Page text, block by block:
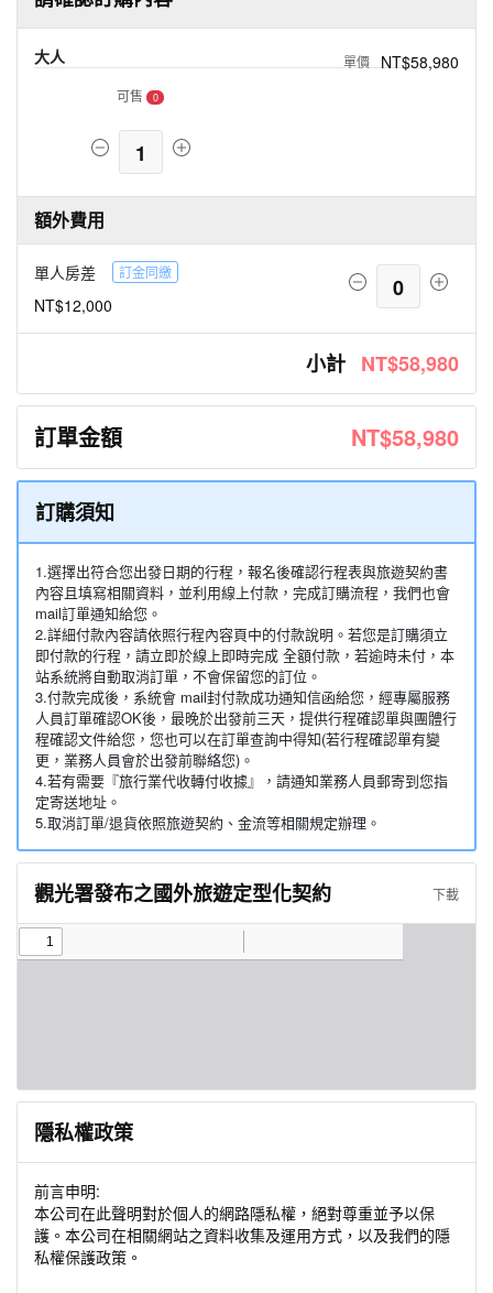
大人 NT$58,980
可售 0
1
額外費用
單人房差 訂金同繳
NT$12,000
0
小計 NT$58,980
訂單金額 NT$58,980
訂購須知
1.選擇出符合您出發日期的行程，報名後確認行程表與旅遊契約書
內容且填寫相關資料，並利用線上付款，完成訂購流程，我們也會
mail訂單通知給您。
2.詳細付款內容請依照行程內容頁中的付款說明。若您是訂購須立
即付款的行程，請立即於線上即時完成 全額付款，若逾時未付，本
站系統將自動取消訂單，不會保留您的訂位。
3.付款完成後，系統會 mail封付款成功通知信函給您，經專屬服務
人員訂單確認OK後，最晚於出發前三天，提供行程確認單與團體行
程確認文件給您，您也可以在訂單查詢中得知(若行程確認單有變
更，業務人員會於出發前聯絡您)。
4.若有需要『旅行業代收轉付收據』，請通知業務人員郵寄到您指
定寄送地址。
5.取消訂單/退貨依照旅遊契約、金流等相關規定辦理。
觀光署發布之國外旅遊定型化契約 下載
隱私權政策
前言申明:
本公司在此聲明對於個人的網路隱私權，絕對尊重並予以保
護。本公司在相關網站之資料收集及運用方式，以及我們的隱
私權保護政策。